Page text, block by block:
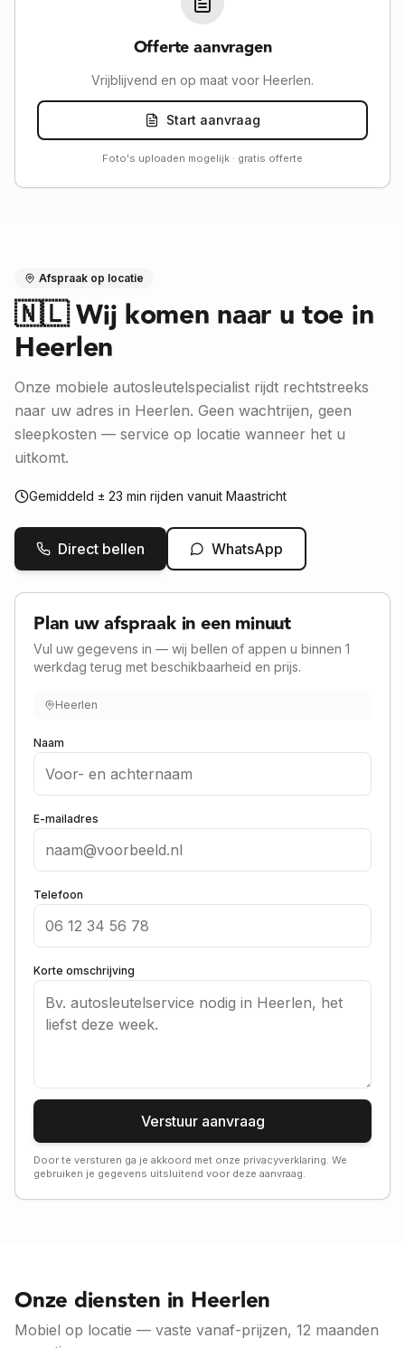
Offerte aanvragen
Vrijblijvend en op maat voor Heerlen.
Start aanvraag
Foto's uploaden mogelijk · gratis offerte
Afspraak op locatie
🇳🇱Wij komen naar u toe in
Heerlen
Onze mobiele autosleutelspecialist rijdt rechtstreeks
naar uw adres in Heerlen. Geen wachtrijen, geen
sleepkosten — service op locatie wanneer het u
uitkomt.
Gemiddeld ± 23 min rijden vanuit Maastricht
Direct bellen WhatsApp
Plan uw afspraak in een minuut
Vul uw gegevens in — wij bellen of appen u binnen 1
werkdag terug met beschikbaarheid en prijs.
Heerlen
Naam
E-mailadres
Telefoon
Korte omschrijving
Verstuur aanvraag
Door te versturen ga je akkoord met onze privacyverklaring. We
gebruiken je gegevens uitsluitend voor deze aanvraag.
Onze diensten in Heerlen
Mobiel op locatie — vaste vanaf-prijzen, 12 maanden